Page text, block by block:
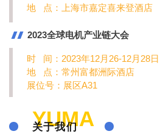
地 点：上海市嘉定喜来登酒店
2023全球电机产业链大会
时 间：2023年12月26-12月28日
地 点：常州富都洲际酒店
展位号：展区A31
YUMA
关于我们